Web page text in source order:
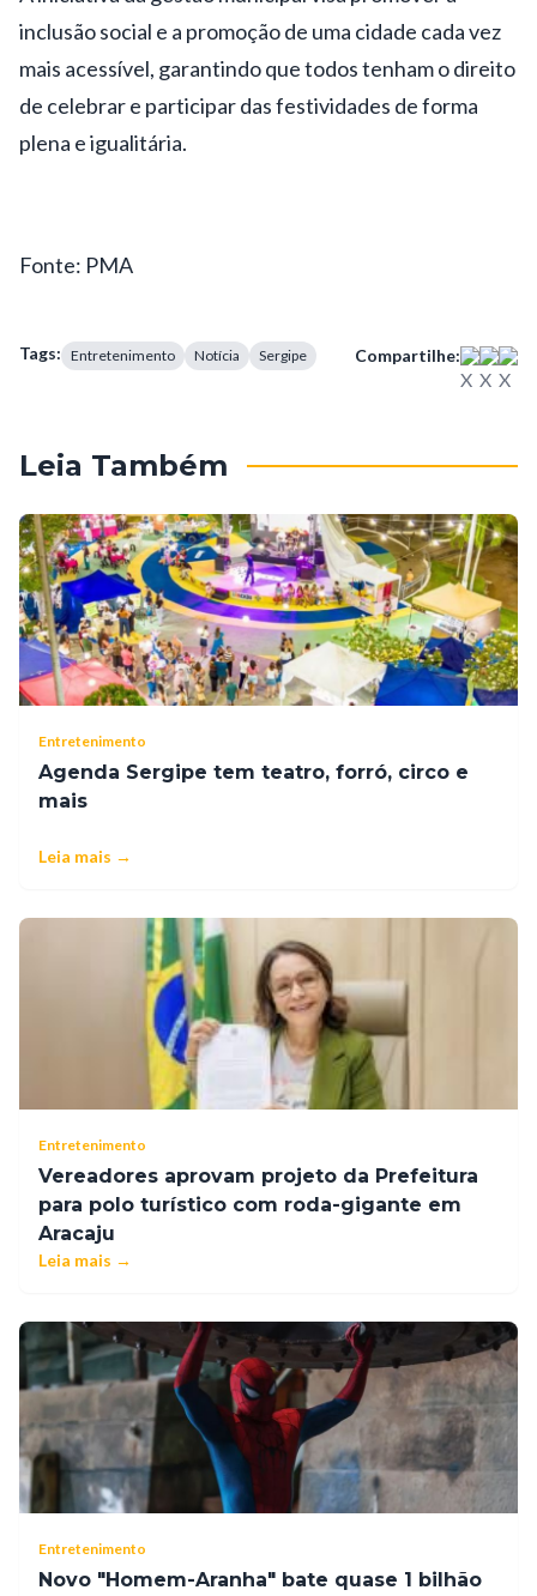
inclusão social e a promoção de uma cidade cada vez
mais acessível, garantindo que todos tenham o direito
de celebrar e participar das festividades de forma
plena e igualitária.
Fonte: PMA
Tags: Entretenimento Notícia Sergipe Compartilhe:
Leia Também
Entretenimento
Agenda Sergipe tem teatro, forró, circo e
mais
Leia mais →
Entretenimento
Vereadores aprovam projeto da Prefeitura
para polo turístico com roda-gigante em
Aracaju
Leia mais →
Entretenimento
Novo "Homem-Aranha" bate quase 1 bilhão